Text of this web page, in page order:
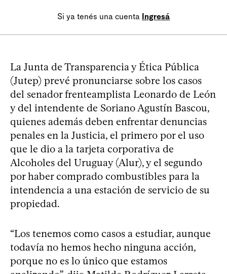
Si ya tenés una cuenta Ingresá
La Junta de Transparencia y Ética Pública
(Jutep) prevé pronunciarse sobre los casos
del senador frenteamplista Leonardo de León
y del intendente de Soriano Agustín Bascou,
quienes además deben enfrentar denuncias
penales en la Justicia, el primero por el uso
que le dio a la tarjeta corporativa de
Alcoholes del Uruguay (Alur), y el segundo
por haber comprado combustibles para la
intendencia a una estación de servicio de su
propiedad.
“Los tenemos como casos a estudiar, aunque
todavía no hemos hecho ninguna acción,
porque no es lo único que estamos